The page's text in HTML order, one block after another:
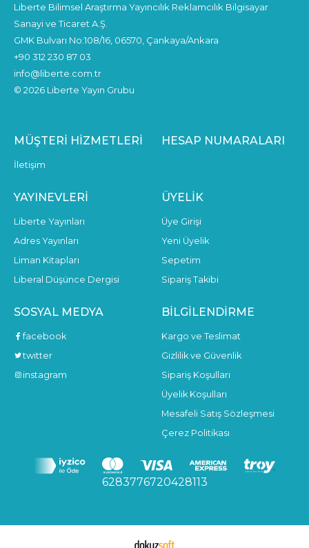
Liberte Bilimsel Araştırma Yayıncılık Reklamcılık Bilgisayar
Sanayi ve Ticaret A.Ş.
GMK Bulvarı No:108/16, 06570, Çankaya/Ankara
+90 312 230 87 03
info@liberte.com.tr
© 2026 Liberte Yayın Grubu
MÜŞTERI HIZMETLERI
İletişim
HESAP NUMARALARI
YAYINEVLERI
Liberte Yayınları
Adres Yayınları
Liman Kitapları
Liberal Düşünce Dergisi
ÜYELIK
Üye Girişi
Yeni Üyelik
Sepetim
Sipariş Takibi
SOSYAL MEDYA
facebook
twitter
instagram
BILGILENDIRME
Kargo ve Teslimat
Gizlilik ve Güvenlik
Sipariş Koşulları
Üyelik Koşulları
Mesafeli Satış Sözleşmesi
Çerez Politikası
6283776720428113